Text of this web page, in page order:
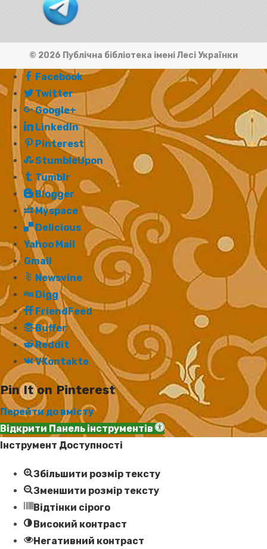
© 2026 Публічна бібліотека імені Лесі Українки
Facebook
Twitter
Google+
LinkedIn
Pinterest
StumbleUpon
Tumblr
Blogger
Myspace
Delicious
Yahoo Mail
Gmail
Newsvine
Digg
FriendFeed
Buffer
Reddit
VKontakte
Pin It on Pinterest
Перейти до вмісту
Відкрити Панель інструментів
Інструмент Доступності
Збільшити розмір тексту
Зменшити розмір тексту
Відтінки сірого
Високий контраст
Негативний контраст